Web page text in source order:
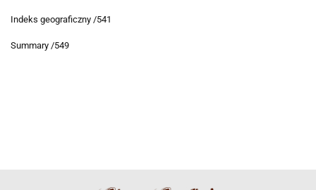
Indeks geograficzny /541
Summary /549